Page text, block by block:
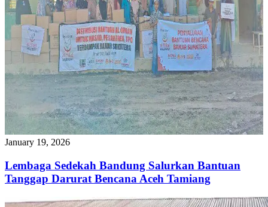
January 19, 2026
Lembaga Sedekah Bandung Salurkan Bantuan
Tanggap Darurat Bencana Aceh Tamiang